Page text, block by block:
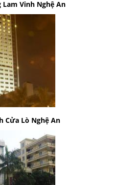
Lam Vinh Nghệ An
Cửa Lò Nghệ An